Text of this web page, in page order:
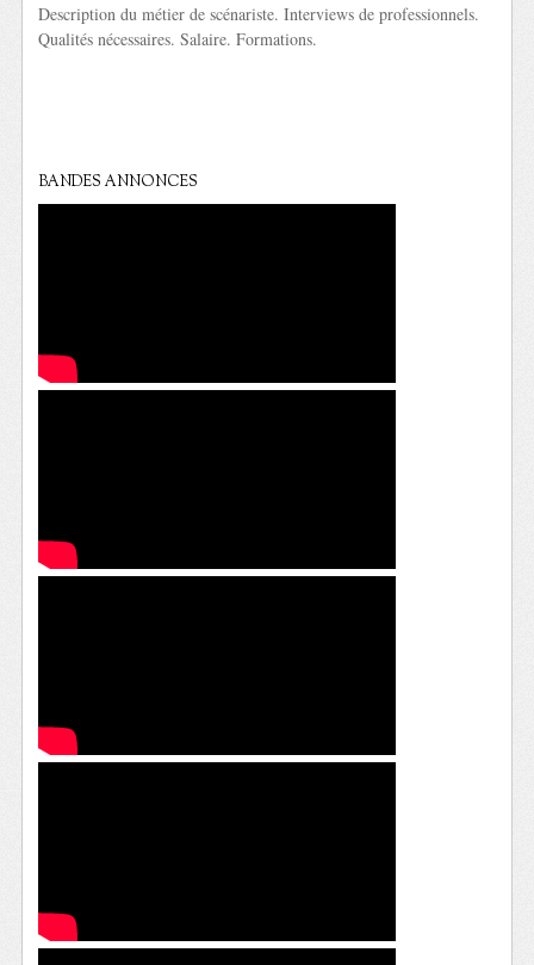
Description du métier de scénariste. Interviews de professionnels.
Qualités nécessaires. Salaire. Formations.
BANDES ANNONCES